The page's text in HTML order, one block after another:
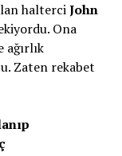
halterciJohn
Ona
Zaten rekabet